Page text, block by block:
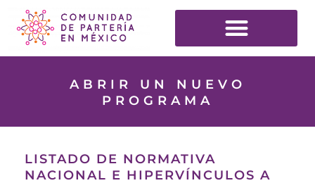
ABRIR UN NUEVO
PROGRAMA
LISTADO DE NORMATIVA
NACIONAL E HIPERVÍNCULOS A